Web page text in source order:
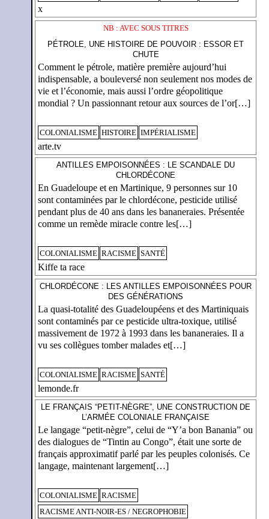
x
NB : AVEC SOUS TITRES
PÉTROLE, UNE HISTOIRE DE POUVOIR : ESSOR ET
CHUTE
Comment le pétrole, matière première aujourd’hui
indispensable, a bouleversé non seulement nos modes de
vie et l’économie, mais aussi l’ordre géopolitique
mondial ? Un passionnant retour aux sources de l’or[…]
COLONIALISME HISTOIRE IMPÉRIALISME
arte.tv
ANTILLES EMPOISONNÉES : LE SCANDALE DU
CHLORDÉCONE
En Guadeloupe et en Martinique, 9 personnes sur 10
sont contaminées par le chlordécone, pesticide utilisé
pendant plus de 40 ans dans les bananeraies. Présentée
comme un remède miracle contre les[…]
COLONIALISME RACISME SANTÉ
Kiffe ta race
CHLORDÉCONE : LES ANTILLES EMPOISONNÉES POUR
DES GÉNÉRATIONS
La quasi-totalité des Guadeloupéens et des Martiniquais
sont contaminés par ce pesticide ultra-toxique, utilisé
massivement de 1972 à 1993 dans les bananeraies. Il a
vu ses collègues tomber malades et[…]
COLONIALISME RACISME SANTÉ
lemonde.fr
LE FRANÇAIS “PETIT-NÈGRE”, UNE CONSTRUCTION DE
L’ARMÉE COLONIALE FRANÇAISE
Le langage “petit-nègre”, celui de “Y’a bon Banania” ou
des dialogues de “Tintin au Congo”, était une sorte de
français approximatif parlé par les peuples colonisés. Ce
langage, maintenant largement[…]
COLONIALISME RACISME
RACISME ANTI-NOIR-ES / NEGROPHOBIE